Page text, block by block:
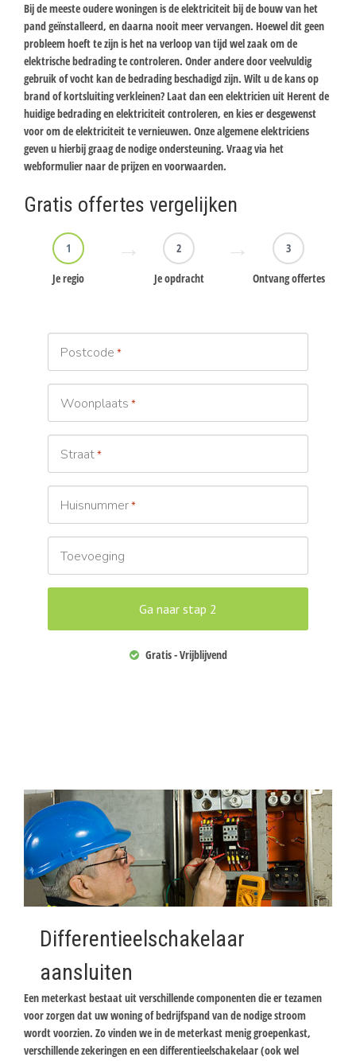
Bij de meeste oudere woningen is de elektriciteit bij de bouw van het
pand geïnstalleerd, en daarna nooit meer vervangen. Hoewel dit geen
probleem hoeft te zijn is het na verloop van tijd wel zaak om de
elektrische bedrading te controleren. Onder andere door veelvuldig
gebruik of vocht kan de bedrading beschadigd zijn. Wilt u de kans op
brand of kortsluiting verkleinen? Laat dan een elektricien uit Herent de
huidige bedrading en elektriciteit controleren, en kies er desgewenst
voor om de elektriciteit te vernieuwen. Onze algemene elektriciens
geven u hierbij graag de nodige ondersteuning. Vraag via het
webformulier naar de prijzen en voorwaarden.
Gratis offertes vergelijken
1
Je regio
2
Je opdracht
3
Ontvang offertes
Postcode *
Woonplaats *
Straat*
Huisnummer*
Toevoeging
Gratis - Vrijblijvend
Differentieelschakelaar
aansluiten
Een meterkast bestaat uit verschillende componenten die er tezamen
voor zorgen dat uw woning of bedrijfspand van de nodige stroom
wordt voorzien. Zo vinden we in de meterkast menig groepenkast,
verschillende zekeringen en een differentieelschakelaar (ook wel